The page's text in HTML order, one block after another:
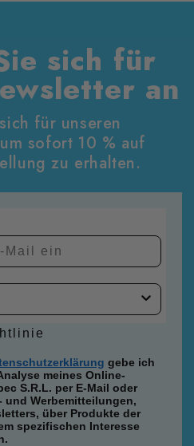
sich für
an
für unseren
sofort 10 % auf
zu erhalten.
gebe ich
meines Online-
S.R.L. per E-Mail oder
und Werbemitteilungen,
über Produkte der
spezifischen Interesse